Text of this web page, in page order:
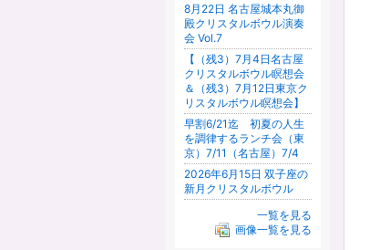
8月22日 名古屋城本丸御
殿クリスタルボウル演奏
会 Vol.7
【（残3）7月4日名古屋
クリスタルボウル瞑想会
＆（残3）7月12日東京ク
リスタルボウル瞑想会】
早割6/21迄 初夏の人生
を調律するランチ会（東
京）7/11（名古屋）7/4
2026年6月15日 双子座の
新月クリスタルボウル
一覧を見る
画像一覧を見る